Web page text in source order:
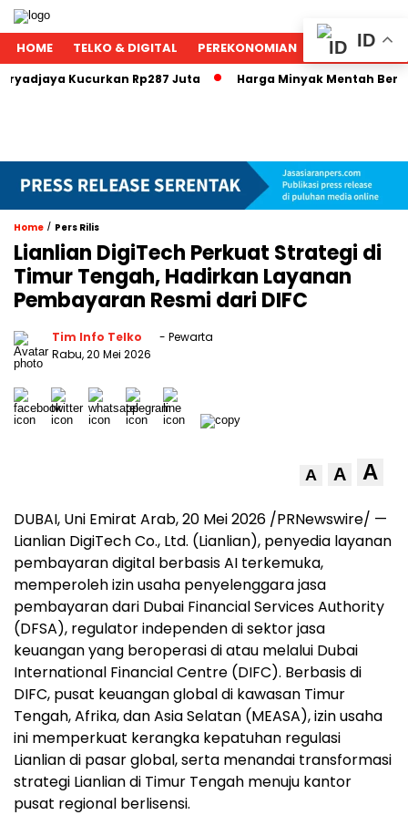
HOME TELKO & DIGITAL PEREKONOMIAN NASIONAL
Kucurkan Rp287 Juta Harga Minyak Mentah
Home / Pers Rilis
Lianlian DigiTech Perkuat Strategi di
Timur Tengah, Hadirkan Layanan
Pembayaran Resmi dari DIFC
Tim Info Telko
- Pewarta
Rabu, 20 Mei 2026
A A A
DUBAI, Uni Emirat Arab, 20 Mei 2026 /PRNewswire/ —
Lianlian DigiTech Co., Ltd. (Lianlian), penyedia layanan
pembayaran digital berbasis AI terkemuka,
memperoleh izin usaha penyelenggara jasa
pembayaran dari Dubai Financial Services Authority
(DFSA), regulator independen di sektor jasa
keuangan yang beroperasi di atau melalui Dubai
International Financial Centre (DIFC). Berbasis di
DIFC, pusat keuangan global di kawasan Timur
Tengah, Afrika, dan Asia Selatan (MEASA), izin usaha
ini memperkuat kerangka kepatuhan regulasi
Lianlian di pasar global, serta menandai transformasi
strategi Lianlian di Timur Tengah menuju kantor
pusat regional berlisensi.
ID